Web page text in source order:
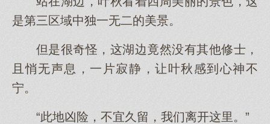
是第三区域中独一无二的美景。
但是很奇怪，这湖边竟然没有其他修士，
且悄无声息，一片寂静，让叶秋感到心神不
宁。
“此地凶险，不宜久留，我们离开这里。”